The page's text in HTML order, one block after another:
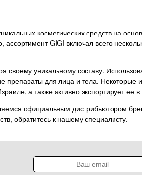
косметических средств на
GIGI включал всего
уникальному составу.
препараты для лица и тела. Некоторые
а также активно экспортирует ее
официальным дистрибьютором
обратитесь к нашему специалисту.